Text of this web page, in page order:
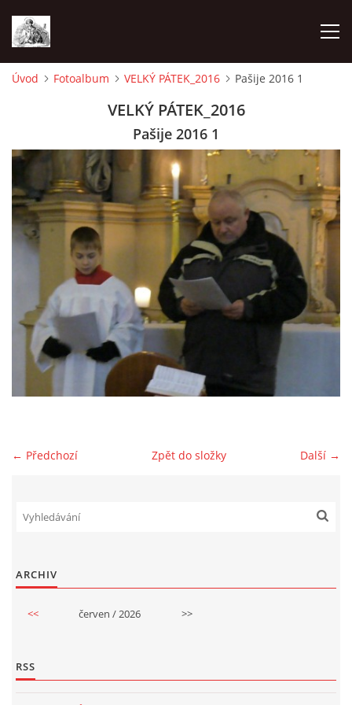
PRAVIDELNÉ AKCE
KONTAKT
KOSTELY CHODOVSKÉ FARNOSTI
FOTOALBUM
Úvod Fotoalbum VELKÝ PÁTEK_2016 Pašije 2016 1
VELKÝ PÁTEK_2016
Pašije 2016 1
← Předchozí Další →
Zpět do složky
ARCHIV
<< červen / 2026 >>
RSS